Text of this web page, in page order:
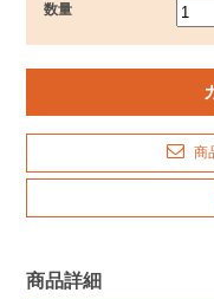
数量
商
商品詳細